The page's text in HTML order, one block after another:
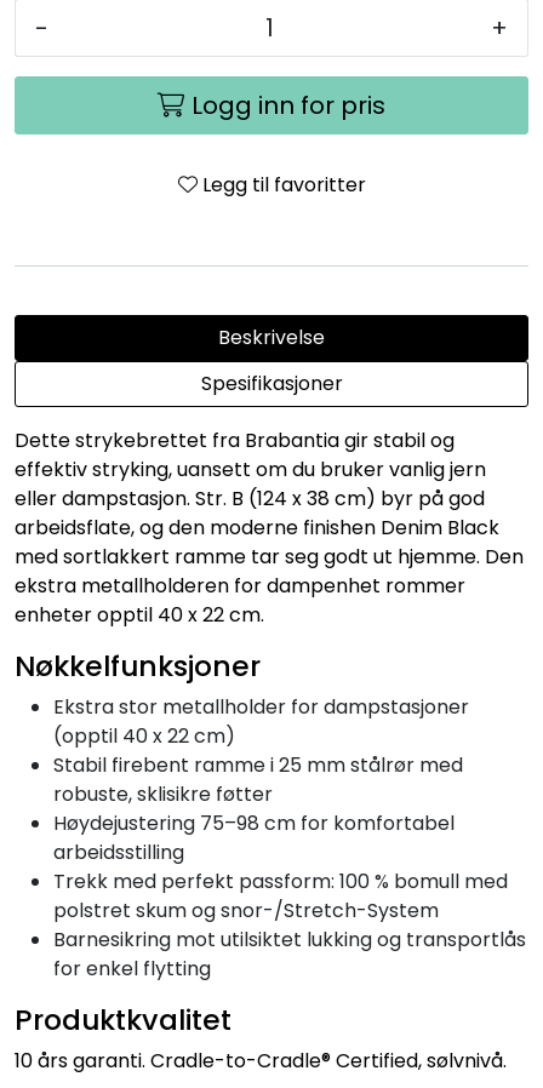
- +
Logg inn for pris
Legg til favoritter
Beskrivelse
Spesifikasjoner
Dette strykebrettet fra Brabantia gir stabil og
effektiv stryking, uansett om du bruker vanlig jern
eller dampstasjon. Str. B (124 x 38 cm) byr på god
arbeidsflate, og den moderne finishen Denim Black
med sortlakkert ramme tar seg godt ut hjemme. Den
ekstra metallholderen for dampenhet rommer
enheter opptil 40 x 22 cm.
Nøkkelfunksjoner
Ekstra stor metallholder for dampstasjoner
(opptil 40 x 22 cm)
Stabil firebent ramme i 25 mm stålrør med
robuste, sklisikre føtter
Høydejustering 75–98 cm for komfortabel
arbeidsstilling
Trekk med perfekt passform: 100 % bomull med
polstret skum og snor-/Stretch-System
Barnesikring mot utilsiktet lukking og transportlås
for enkel flytting
Produktkvalitet
10 års garanti. Cradle-to-Cradle® Certified, sølvnivå.